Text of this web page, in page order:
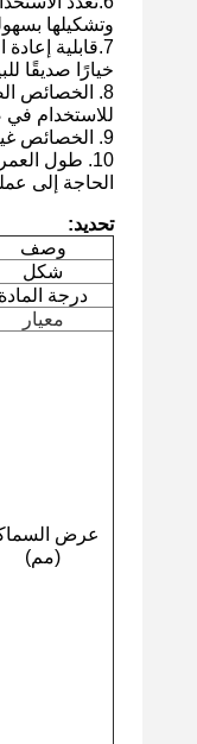
وتشكيلها
7.قابلية
خيارًا صديقًا
8. الخصائص
للاستخدام في
9. الخصائص غير المغناطيسية: بعض درجات الفولاذ المقاوم للصدأ غير مغناطيسية، والتي يمكن أن تكون مفيدة في بعض التطبيقات.
10. طول
الحاجة إلى
تحديد:
وصف
شكل
درجة
معيار
عرض
(مم)